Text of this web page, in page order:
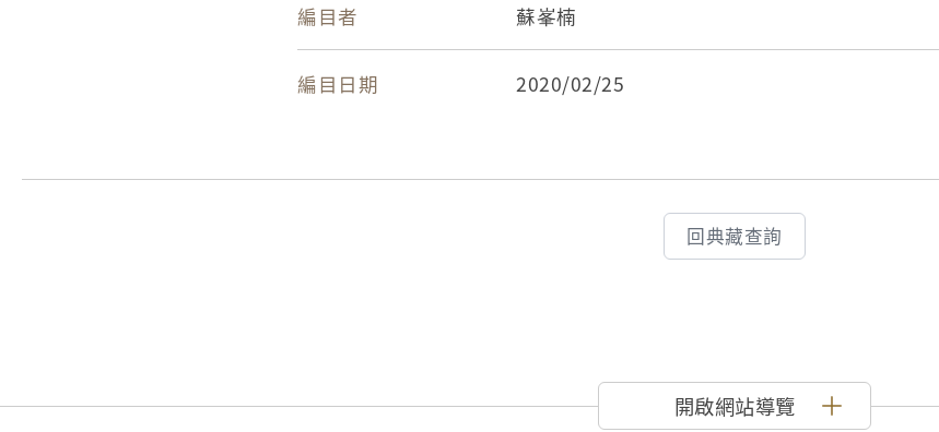
此印原由烏牛欄社人潘踏比厘（1827-1917）
屯把總的潘踏比厘，受新竹縣陞補為北路屯千
三日（1887年1月16日）分巡臺澎兵備道陳鳴
之時，當在1887年。此印一直留存潘家，推測
並將此印繳回官府，因此可能是最後一任北路
用。日後，潘家歷代將此印與其他舊物一起收
剛開始使用不久的實例。且經比對，也可知本
見部分剝損。
編目者 蘇峯楠
編目日期 2020/02/25
回典藏查詢
開啟網站導覽